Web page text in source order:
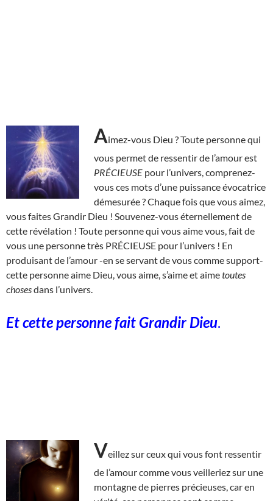
Aimez-vous Dieu ? Toute personne qui
vous permet de ressentir de l’amour est
PRÉCIEUSE pour l’univers, comprenez-
vous ces mots d’une puissance évocatrice
démesurée ? Chaque fois que vous aimez,
vous faites Grandir Dieu ! Souvenez-vous éternellement de
cette révélation ! Toute personne qui vous aime vous, fait de
vous une personne très PRÉCIEUSE pour l’univers ! En
produisant de l’amour -en se servant de vous comme support-
cette personne aime Dieu, vous aime, s’aime et aimetoutes
chosesdans l’univers.
Et cette personne fait Grandir Dieu.
Veillez sur ceux qui vous font ressentir
de l’amour comme vous veilleriez sur une
montagne de pierres précieuses, car en